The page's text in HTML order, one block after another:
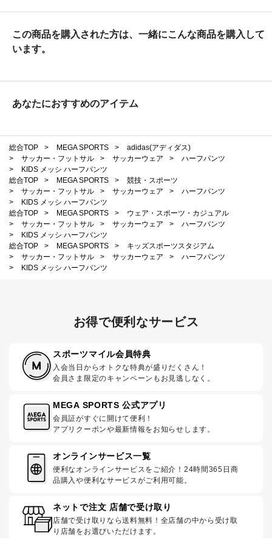
この商品を購入された方は、一緒にこんな商品を購入して
います。
あなたにおすすめのアイテム
総合TOP > MEGA SPORTS >
adidas(アディダス)
>
サッカー・フットサル > サッカーウェア >
ハーフパンツ
>
KIDS メッシ ハーフパンツ
総合TOP
> MEGA SPORTS >
競技・スポーツ
>
サッカー・フットサル > サッカーウェア >
ハーフパンツ
>
KIDS メッシ ハーフパンツ
総合TOP
> MEGA SPORTS >
ウェア・スポーツ・カジュアル
>
サッカー・フットサル > サッカーウェア >
ハーフパンツ
>
KIDS メッシ ハーフパンツ
総合TOP
> MEGA SPORTS >
キッズスポーツスタジアム
>
サッカー・フットサル > サッカーウェア >
ハーフパンツ
>
KIDS メッシ ハーフパンツ
お得で便利なサービス
スポーツマイル会員特典
入会当日からオトクな特典が盛りだくさん！
会員さま限定のキャンペーンもお見逃しなく。
MEGA SPORTS 公式アプリ
会員証がすぐに開けて便利！
アプリクーポンや最新情報をお知らせします。
オンラインサービス一覧
便利なオンラインサービスをご紹介！24時間365日商
品購入や便利なサービスがご利用可能。
ネットで注文 店舗で受け取り
店舗で受け取りなら送料無料！全店舗の中から受け取
り店舗をお選びいただけます。